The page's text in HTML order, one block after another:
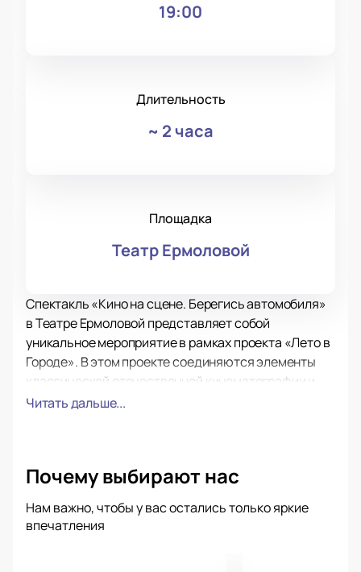
19:00
Длительность
~ 2 часа
Площадка
Театр Ермоловой
Спектакль «Кино на сцене. Берегись автомобиля»
в Театре Ермоловой представляет собой
уникальное мероприятие в рамках проекта «Лето в
Городе». В этом проекте соединяются элементы
классической отечественной кинематографии и
динамичность театрального искусства. Артисты
В постановке примут участие известные артисты:
Игорь Золотовицкий, Сергей Кемпо, Антон
Колесников, Александр Кудин, Дмитрий Лысенков,
Читать дальше...
Почему выбирают нас
Нам важно, чтобы у вас остались только яркие
впечатления